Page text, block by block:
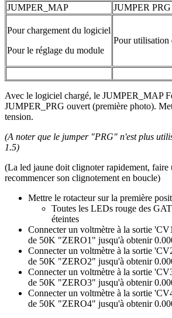
JUMPER_MAP JUMPER PRG
Pour chargement du logiciel
Pour le réglage du module
Pour utilisation
Avec le logiciel chargé, le JUMPER_MAP
JUMPER_PRG ouvert (première photo).
tension.
(A noter que le jumper "PRG" n'est plus
1.5)
(La led jaune doit clignoter rapidement, faire
recommencer son clignotement en boucle)
Mettre le rotacteur sur la première
Toutes les LEDs rouge des
éteintes
Connecter un voltmètre à la sortie
de 50K "ZERO1" jusqu'à obtenir
Connecter un voltmètre à la sortie
de 50K "ZERO2" jusqu'à obtenir
Connecter un voltmètre à la sortie
de 50K "ZERO3" jusqu'à obtenir
Connecter un voltmètre à la sortie
de 50K "ZERO4" jusqu'à obtenir